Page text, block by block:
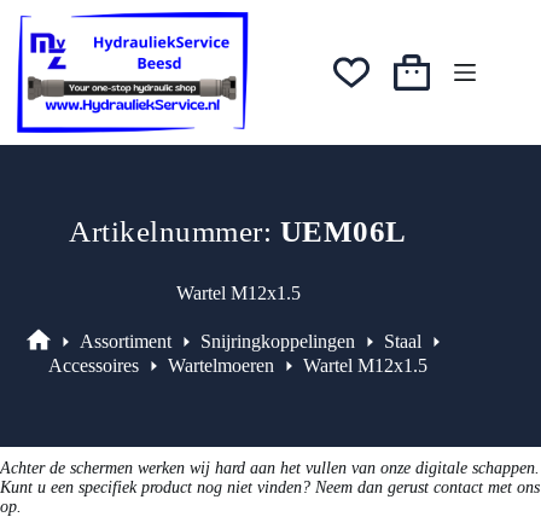
naar
inhoud
was:
€0,51.
€0,43.
Winkelwagen
Artikelnummer: UEM06L
Wartel M12x1.5
Assortiment
Assortiment Snijringkoppelingen
Staal
Accessoires
Wartelmoeren Wartel M12x1.5
Achter de schermen werken wij hard aan het vullen van onze digitale schappen.
Kunt u een specifiek product nog niet vinden? Neem dan gerust contact met ons
op.